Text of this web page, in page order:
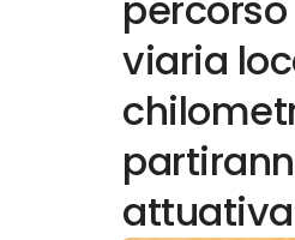
viaria